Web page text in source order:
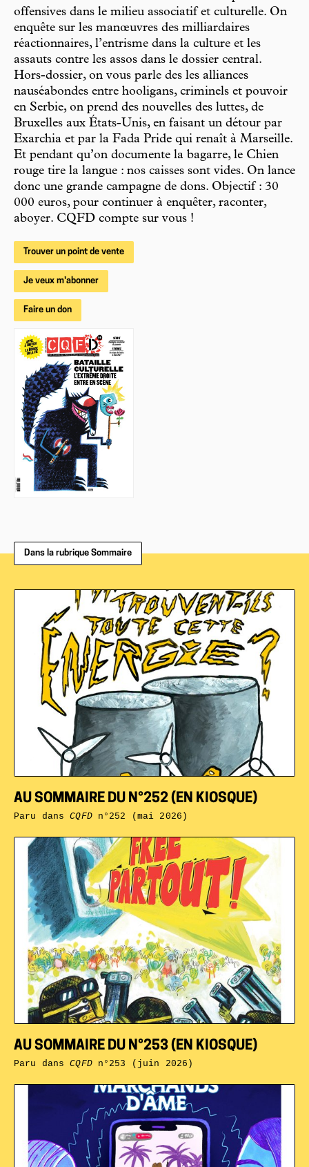
offensives dans le milieu associatif et culturelle. On
enquête sur les manœuvres des milliardaires
réactionnaires, l’entrisme dans la culture et les
assauts contre les assos dans le dossier central.
Hors-dossier, on vous parle des les alliances
nauséabondes entre hooligans, criminels et pouvoir
en Serbie, on prend des nouvelles des luttes, de
Bruxelles aux États-Unis, en faisant un détour par
Exarchia et par la Fada Pride qui renaît à Marseille.
Et pendant qu’on documente la bagarre, le Chien
rouge tire la langue : nos caisses sont vides. On lance
donc une grande campagne de dons. Objectif : 30
000 euros, pour continuer à enquêter, raconter,
aboyer. CQFD compte sur vous !
Trouver un point de vente
Je veux m'abonner
Faire un don
Dans la rubrique Sommaire
AU SOMMAIRE DU N°253 (EN KIOSQUE)
Paru dansCQFDn°253 (juin 2026)
AU SOMMAIRE DU N°252 (EN KIOSQUE)
Paru dansCQFDn°252 (mai 2026)